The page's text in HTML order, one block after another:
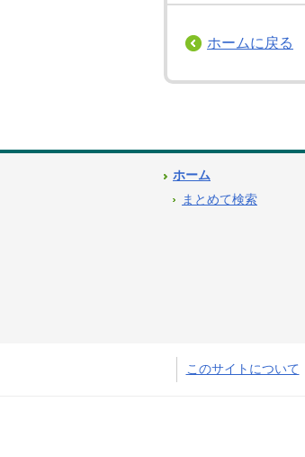
ホームに戻る
ホーム
まとめて検索
このサイトについて